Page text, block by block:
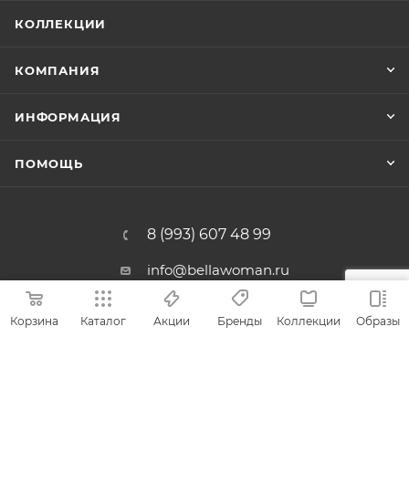
КОЛЛЕКЦИИ
КОМПАНИЯ
ИНФОРМАЦИЯ
ПОМОЩЬ
8 (993) 607 48 99
info@bellawoman.ru
г. Москва, ул. Свободы 32
Корзина Каталог Акции Бренды Коллекции Образы